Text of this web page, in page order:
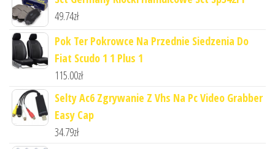
49.74zł
Pok Ter Pokrowce Na Przednie Siedzenia Do
Fiat Scudo 1 1 Plus 1
115.00zł
Selty Ac6 Zgrywanie Z Vhs Na Pc Video Grabber
Easy Cap
34.79zł